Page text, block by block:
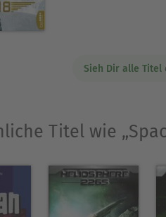
Sieh Dir alle Titel
Titel wie